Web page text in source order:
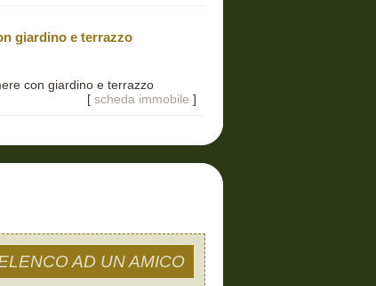
giardino e terrazzo
con giardino e terrazzo
[ scheda immobile ]
AD UN AMICO